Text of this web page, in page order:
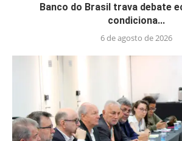
Banco do Brasil trava debate
condiciona...
6 de agosto de 2026